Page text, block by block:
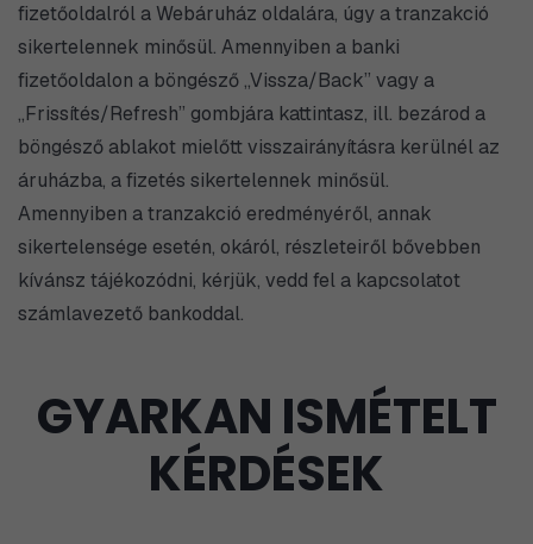
fizetőoldalról a Webáruház oldalára, úgy a tranzakció
sikertelennek minősül. Amennyiben a banki
fizetőoldalon a böngésző „Vissza/Back” vagy a
„Frissítés/Refresh” gombjára kattintasz, ill. bezárod a
böngésző ablakot mielőtt visszairányításra kerülnél az
áruházba, a fizetés sikertelennek minősül.
Amennyiben a tranzakció eredményéről, annak
sikertelensége esetén, okáról, részleteiről bővebben
kívánsz tájékozódni, kérjük, vedd fel a kapcsolatot
számlavezető bankoddal.
GYARKAN ISMÉTELT
KÉRDÉSEK